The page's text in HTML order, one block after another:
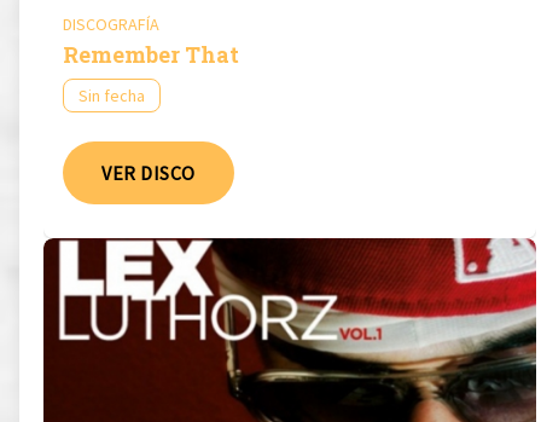
DISCOGRAFÍA
Remember That
Sin fecha
VER DISCO